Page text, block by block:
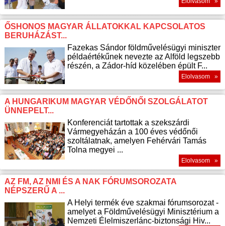
ŐSHONOS MAGYAR ÁLLATOKKAL KAPCSOLATOS
BERUHÁZÁST...
Fazekas Sándor földművelésügyi miniszter
példaértékűnek nevezte az Alföld legszebb
részén, a Zádor-híd közelében épült F...
Elolvasom »
A HUNGARIKUM MAGYAR VÉDŐNŐI SZOLGÁLATOT
ÜNNEPELT...
Konferenciát tartottak a szekszárdi
Vármegyeházán a 100 éves védőnői
szoltálatnak, amelyen Fehérvári Tamás
Tolna megyei ...
Elolvasom »
AZ FM, AZ NMI ÉS A NAK FÓRUMSOROZATA
NÉPSZERŰ A ...
A Helyi termék éve szakmai fórumsorozat -
amelyet a Földművelésügyi Minisztérium a
Nemzeti Élelmiszerlánc-biztonsági Hiv...